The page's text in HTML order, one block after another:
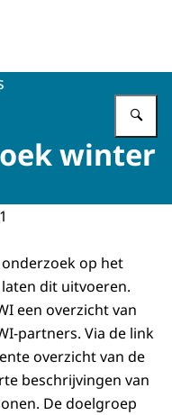
Werk en
winter
op het
dit uitvoeren.
een overzicht van
partners. Via de link
overzicht van de
beschrijvingen van
De doelgroep